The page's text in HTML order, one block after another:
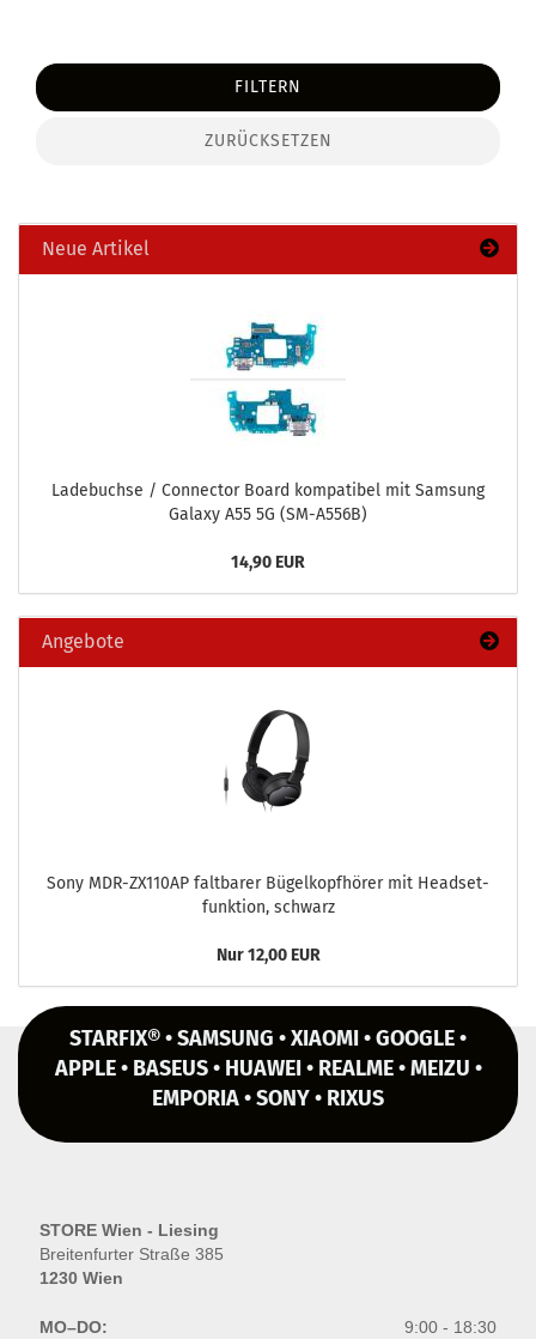
FILTERN
ZURÜCKSETZEN
Neue Artikel
La­de­buch­se / Con­nec­tor Board kom­pa­ti­bel mit Sam­sung
Ga­la­xy A55 5G (SM-​A556B)
14,90 EUR
Angebote
Sony MDR-​ZX110AP falt­ba­rer Bü­gel­kopf­hö­rer mit Head­set­
funk­ti­on, schwarz
Nur 12,00 EUR
STARFIX® • SAMSUNG • XIAOMI • GOOGLE •
APPLE • BASEUS • HUAWEI • REALME • MEIZU •
EMPORIA • SONY • RIXUS
STORE Wien - Liesing
Breitenfurter Straße 385
1230 Wien
MO–DO:
9:00 - 18:30